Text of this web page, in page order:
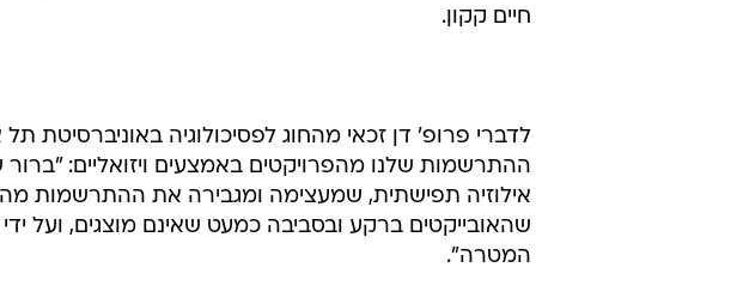
חיים קקון.
לדברי פרופ' דן זכאי מהחוג לפסיכולוגיה באוניברסיטת
ההתרשמות שלנו מהפרויקטים באמצעים ויזואליים:
אילוזיה תפישתית, שמעצימה ומגבירה את ההתרשמות
שהאובייקטים ברקע ובסביבה כמעט שאינם מוצגים, ועל
המטרה".